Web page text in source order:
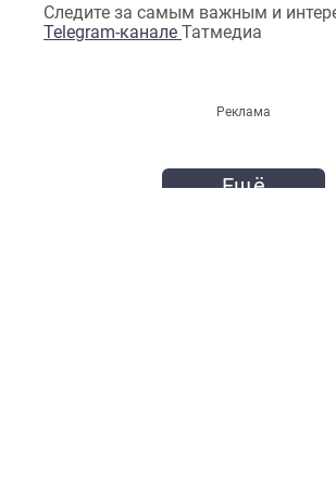
Следите за самым важным и
Telegram-канале Татмедиа
Реклама
Ещё